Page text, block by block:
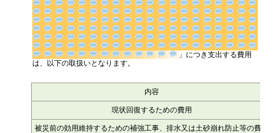
源泉所得税
その他
」につき支出
する費用は、以下の取扱いとなります。
内容
現状回復するための費用
被災前の効用維持するための補強工事、排水又は土砂崩れ防止等の費用